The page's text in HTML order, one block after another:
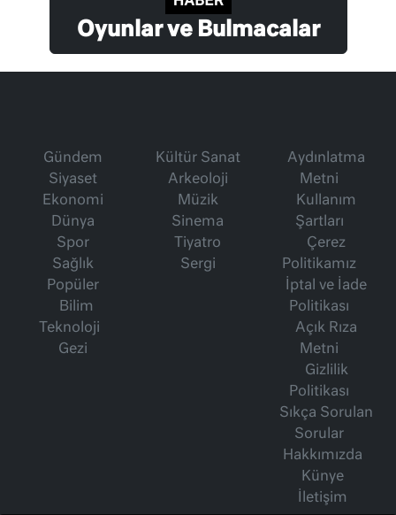
Oyunlar ve Bulmacalar
Gündem
Siyaset
Ekonomi
Dünya
Spor
Sağlık
Popüler
Bilim
Teknoloji
Gezi
Kültür Sanat
Arkeoloji
Müzik
Sinema
Tiyatro
Sergi
Aydınlatma
Metni
Kullanım
Şartları
Çerez
Politikamız
İptal ve İade
Politikası
Açık Rıza
Metni
Gizlilik
Politikası
Sıkça Sorulan
Sorular
Hakkımızda
Künye
İletişim